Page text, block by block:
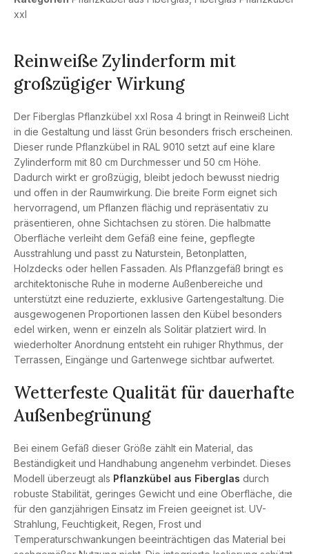
xxl
Reinweiße Zylinderform mit
großzügiger Wirkung
Der Fiberglas Pflanzkübel xxl Rosa 4 bringt in Reinweiß Licht
in die Gestaltung und lässt Grün besonders frisch erscheinen.
Dieser runde Pflanzkübel in RAL 9010 setzt auf eine klare
Zylinderform mit 80 cm Durchmesser und 50 cm Höhe.
Dadurch wirkt er großzügig, bleibt jedoch bewusst niedrig
und offen in der Raumwirkung. Die breite Form eignet sich
hervorragend, um Pflanzen flächig und repräsentativ zu
präsentieren, ohne Sichtachsen zu stören. Die halbmatte
Oberfläche verleiht dem Gefäß eine feine, gepflegte
Ausstrahlung und passt zu Naturstein, Betonplatten,
Holzdecks oder hellen Fassaden. Als Pflanzgefäß bringt es
architektonische Ruhe in moderne Außenbereiche und
unterstützt eine reduzierte, exklusive Gartengestaltung. Die
ausgewogenen Proportionen lassen den Kübel besonders
edel wirken, wenn er einzeln als Solitär platziert wird. In
wiederholter Anordnung entsteht ein ruhiger Rhythmus, der
Terrassen, Eingänge und Gartenwege sichtbar aufwertet.
Wetterfeste Qualität für dauerhafte
Außenbegrünung
Bei einem Gefäß dieser Größe zählt ein Material, das
Beständigkeit und Handhabung angenehm verbindet. Dieses
Modell überzeugt als Pflanzkübel aus Fiberglas durch
robuste Stabilität, geringes Gewicht und eine Oberfläche, die
für den ganzjährigen Einsatz im Freien geeignet ist. UV-
Strahlung, Feuchtigkeit, Regen, Frost und
Temperaturschwankungen beeinträchtigen das Material bei